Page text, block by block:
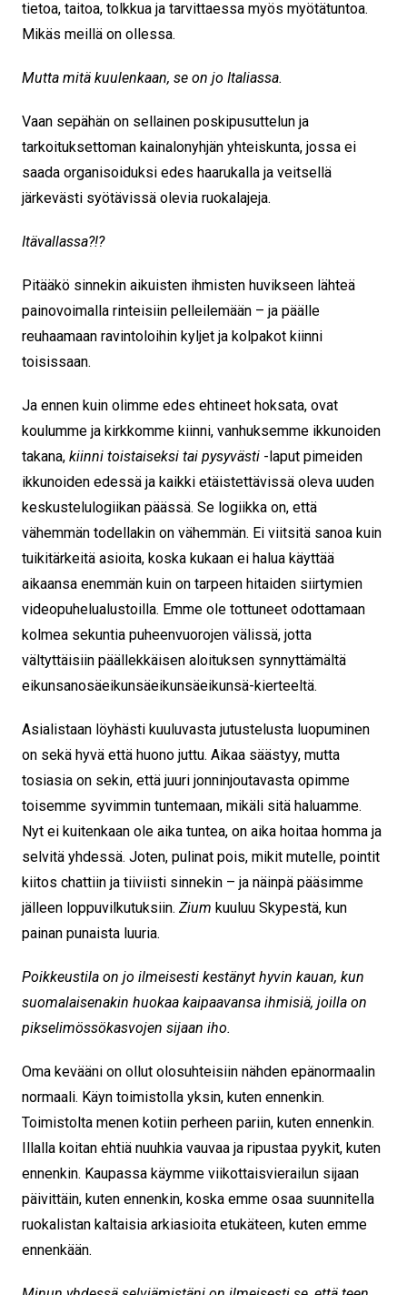
tietoa, taitoa, tolkkua ja tarvittaessa myös myötätuntoa.
Mikäs meillä on ollessa.
Mutta mitä kuulenkaan, se on jo Italiassa.
Vaan sepähän on sellainen poskipusuttelun ja
tarkoituksettoman kainalonyhjän yhteiskunta, jossa ei
saada organisoiduksi edes haarukalla ja veitsellä
järkevästi syötävissä olevia ruokalajeja.
Itävallassa?!?
Pitääkö sinnekin aikuisten ihmisten huvikseen lähteä
painovoimalla rinteisiin pelleilemään – ja päälle
reuhaamaan ravintoloihin kyljet ja kolpakot kiinni
toisissaan.
Ja ennen kuin olimme edes ehtineet hoksata, ovat
koulumme ja kirkkomme kiinni, vanhuksemme ikkunoiden
takana, kiinni toistaiseksi tai pysyvästi -laput pimeiden
ikkunoiden edessä ja kaikki etäistettävissä oleva uuden
keskustelulogiikan päässä. Se logiikka on, että
vähemmän todellakin on vähemmän. Ei viitsitä sanoa kuin
tuikitärkeitä asioita, koska kukaan ei halua käyttää
aikaansa enemmän kuin on tarpeen hitaiden siirtymien
videopuhelualustoilla. Emme ole tottuneet odottamaan
kolmea sekuntia puheenvuorojen välissä, jotta
vältyttäisiin päällekkäisen aloituksen synnyttämältä
eikunsanosäeikunsäeikunsäeikunsä-kierteeltä.
Asialistaan löyhästi kuuluvasta jutustelusta luopuminen
on sekä hyvä että huono juttu. Aikaa säästyy, mutta
tosiasia on sekin, että juuri jonninjoutavasta opimme
toisemme syvimmin tuntemaan, mikäli sitä haluamme.
Nyt ei kuitenkaan ole aika tuntea, on aika hoitaa homma ja
selvitä yhdessä. Joten, pulinat pois, mikit mutelle, pointit
kiitos chattiin ja tiiviisti sinnekin – ja näinpä pääsimme
jälleen loppuvilkutuksiin. Zium kuuluu Skypestä, kun
painan punaista luuria.
Poikkeustila on jo ilmeisesti kestänyt hyvin kauan, kun
suomalaisenakin huokaa kaipaavansa ihmisiä, joilla on
pikselimössökasvojen sijaan iho.
Oma kevääni on ollut olosuhteisiin nähden epänormaalin
normaali. Käyn toimistolla yksin, kuten ennenkin.
Toimistolta menen kotiin perheen pariin, kuten ennenkin.
Illalla koitan ehtiä nuuhkia vauvaa ja ripustaa pyykit, kuten
ennenkin. Kaupassa käymme viikottaisvierailun sijaan
päivittäin, kuten ennenkin, koska emme osaa suunnitella
ruokalistan kaltaisia arkiasioita etukäteen, kuten emme
ennenkään.